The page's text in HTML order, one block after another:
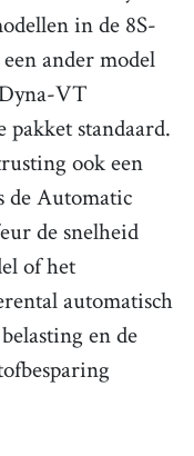
in de 8S-
ander model
VT
pakket standaard.
ook een
de Automatic
de snelheid
of het
automatisch
en de